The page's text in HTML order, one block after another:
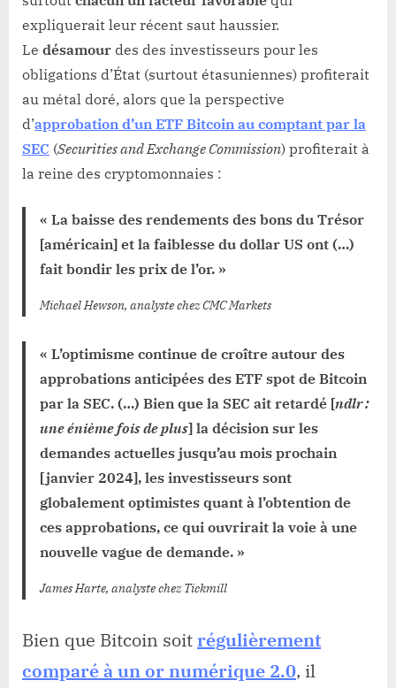
expliquerait leur récent saut haussier.
Le désamour des des investisseurs pour les
obligations d’État (surtout étasuniennes) profiterait
au métal doré, alors que la perspective
d’approbation d’un ETF Bitcoin au comptant par la
SEC (Securities and Exchange Commission) profiterait à
la reine des cryptomonnaies :
« La baisse des rendements des bons du Trésor
[américain] et la faiblesse du dollar US ont (…)
fait bondir les prix de l’or. »
Michael Hewson, analyste chez CMC Markets
« L’optimisme continue de croître autour des
approbations anticipées des ETF spot de Bitcoin
par la SEC. (…) Bien que la SEC ait retardé [ndlr :
une énième fois de plus] la décision sur les
demandes actuelles jusqu’au mois prochain
[janvier 2024], les investisseurs sont
globalement optimistes quant à l’obtention de
ces approbations, ce qui ouvrirait la voie à une
nouvelle vague de demande. »
James Harte, analyste chez Tickmill
Bien que Bitcoin soitrégulièrement
comparé à un or numérique 2.0, il